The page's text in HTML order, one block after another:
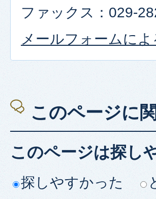
ファックス：029-
メールフォームに
このページに
このページは探し
探しやすかった